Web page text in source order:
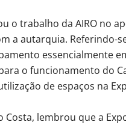
o trabalho da AIRO no
a autarquia. Referindo-
essencialmente
o funcionamento do
de espaços na
lembrou que a